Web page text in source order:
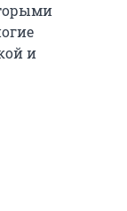
и